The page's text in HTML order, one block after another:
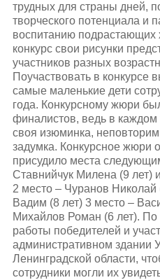
трудных для страны дней,
творческого потенциала и
воспитанию подрастающих
конкурс свои рисунки
участников разных
Поучаствовать в конкурсе
самые маленькие дети
года. Конкурсному жюри
финалистов, ведь в
своя изюминка,
задумка. Конкурсное жюри
присудило места
Ставнийчук Милена (9 лет)
2 место – Чуранов
Вадим (8 лет) 3 место –
Михайлов Роман (6 лет).
работы победителей и
административном здании
Ленинградской области,
сотрудники могли их